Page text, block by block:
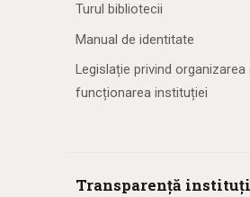
Turul bibliotecii
Manual de identitate
Legislație privind organizarea
funcționarea instituției
Transparență